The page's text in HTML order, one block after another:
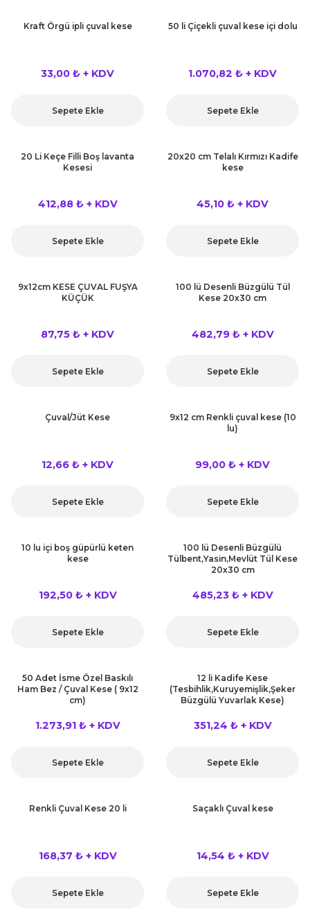
Kraft Örgü ipli çuval kese
33,00 ₺ + KDV
Sepete Ekle
50 li Çiçekli çuval kese içi dolu
1.070,82 ₺ + KDV
Sepete Ekle
20 Li Keçe Filli Boş lavanta
Kesesi
412,88 ₺ + KDV
Sepete Ekle
20x20 cm Telalı Kırmızı Kadife
kese
45,10 ₺ + KDV
Sepete Ekle
9x12cm KESE ÇUVAL FUŞYA
KÜÇÜK
87,75 ₺ + KDV
Sepete Ekle
100 lü Desenli Büzgülü Tül
Kese 20x30 cm
482,79 ₺ + KDV
Sepete Ekle
Çuval/Jüt Kese
12,66 ₺ + KDV
Sepete Ekle
9x12 cm Renkli çuval kese (10
lu)
99,00 ₺ + KDV
Sepete Ekle
10 lu içi boş güpürlü keten
kese
192,50 ₺ + KDV
Sepete Ekle
100 lü Desenli Büzgülü
Tülbent,Yasin,Mevlüt Tül Kese
20x30 cm
485,23 ₺ + KDV
Sepete Ekle
50 Adet İsme Özel Baskılı
Ham Bez / Çuval Kese ( 9x12
cm)
1.273,91 ₺ + KDV
Sepete Ekle
12 li Kadife Kese
(Tesbihlik,Kuruyemişlik,Şeker
Büzgülü Yuvarlak Kese)
351,24 ₺ + KDV
Sepete Ekle
Renkli Çuval Kese 20 li
168,37 ₺ + KDV
Sepete Ekle
Saçaklı Çuval kese
14,54 ₺ + KDV
Sepete Ekle